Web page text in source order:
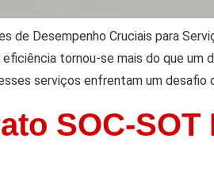
de Desempenho Cruciais para
tornou-se mais do que
serviços enfrentam um desafio
SOC-